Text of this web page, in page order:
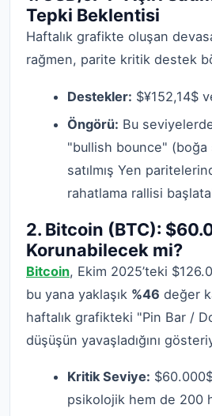
Tepki Beklentisi
Haftalık grafikte oluşan
rağmen, parite kritik destek
Destekler: $¥152,14$
Öngörü: Bu
"bullish bounce" (boğa
satılmış Yen
rahatlama rallisi
2. Bitcoin (BTC):
Korunabilecek mi?
Bitcoin, Ekim 2025’teki
bu yana yaklaşık %46 değer
haftalık grafikteki "Pin Bar /
düşüşün yavaşladığını
Kritik Seviye:
psikolojik hem de 200